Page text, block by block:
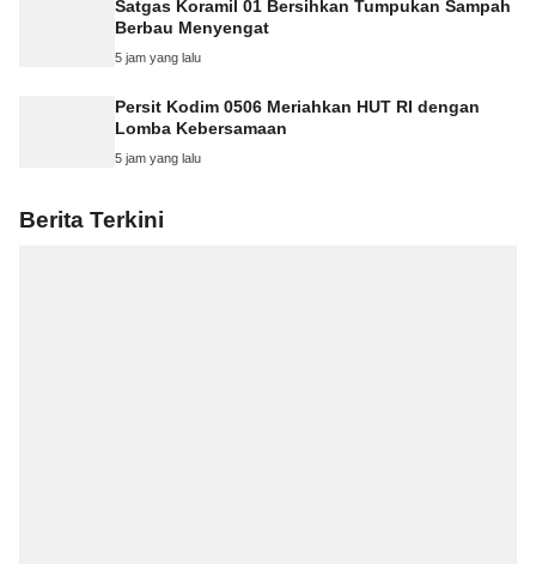
Satgas Koramil 01 Bersihkan Tumpukan Sampah
Berbau Menyengat
5 jam yang lalu
Persit Kodim 0506 Meriahkan HUT RI dengan
Lomba Kebersamaan
5 jam yang lalu
Berita Terkini